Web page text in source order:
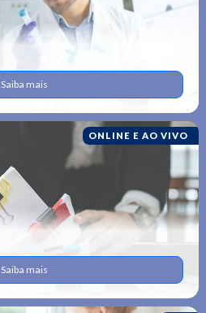
Saiba mais
ONLINE E AO VIVO
Saiba mais